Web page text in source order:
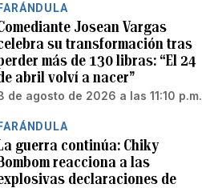
FARÁNDULA
Josean Vargas
su transformación tras
más de 130 libras: “El 24
abril volví a nacer”
de agosto de 2026 a las 11:10 p.m.
FARÁNDULA
guerra continúa: Chiky
reacciona a las
declaraciones de